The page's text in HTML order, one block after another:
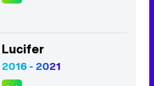
8,4
The Walking Dead
2010 - 2022